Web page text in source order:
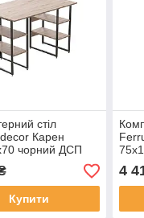
стіл
Карен
чорний ДСП
16мм (FRD-
Купити
4